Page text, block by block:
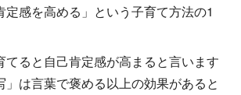
定感を高める」という子育て方法の1
てると自己肯定感が高まると言います
」は言葉で褒める以上の効果があると